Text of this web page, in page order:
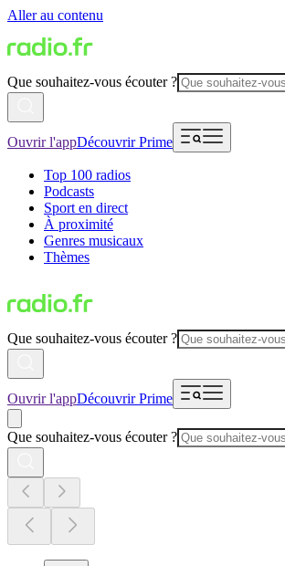
Aller au contenu
Que souhaitez-vous écouter ?
Ouvrir l'appDécouvrir Prime
Top 100 radios
Podcasts
Sport en direct
À proximité
Genres musicaux
Thèmes
Que souhaitez-vous écouter ?
Ouvrir l'appDécouvrir Prime
Que souhaitez-vous écouter ?